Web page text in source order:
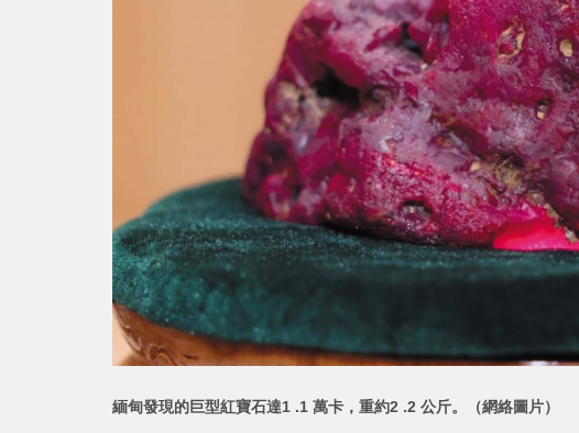
緬甸發現的巨型紅寶石達1 .1 萬卡，重約2 .2 公斤。（網絡圖片）